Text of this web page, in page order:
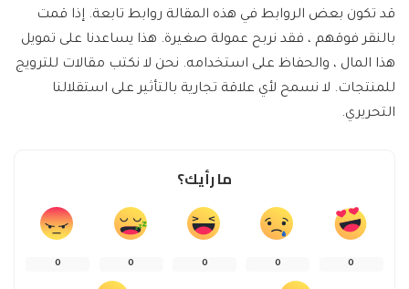
قد تكون بعض الروابط في هذه المقالة روابط تابعة. إذا قمت
بالنقر فوقهم ، فقد نربح عمولة صغيرة. هذا يساعدنا على تمويل
هذا المال ، والحفاظ على استخدامه. نحن لا نكتب مقالات للترويج
للمنتجات. لا نسمح لأي علاقة تجارية بالتأثير على استقلالنا
التحريري.
ما رأيك؟
0
0
0
0
0